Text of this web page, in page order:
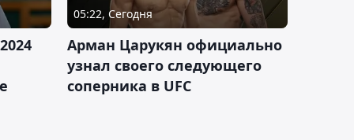
05:22, Сегодня
Арман Царукян официально
узнал своего следующего
соперника в UFC